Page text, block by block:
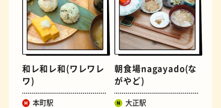
和レ和レ和(ワレワレ
ワ)
本町駅
朝食場nagayado(な
がやど)
大正駅